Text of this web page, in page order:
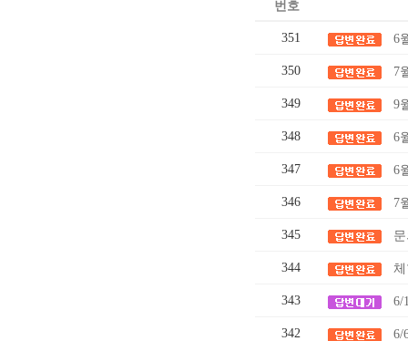
번호
351 6
350 7
349 9
348 6
347 6
346 7
345
344
343 6/
342 6/